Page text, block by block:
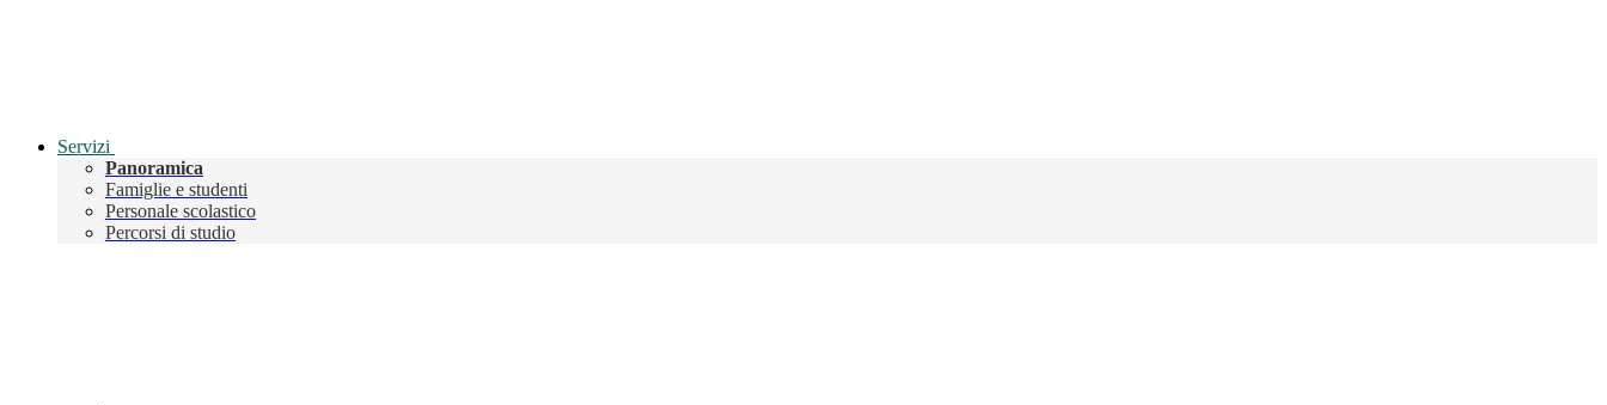
Servizi
Panoramica
Famiglie e studenti
Personale scolastico
Percorsi di studio